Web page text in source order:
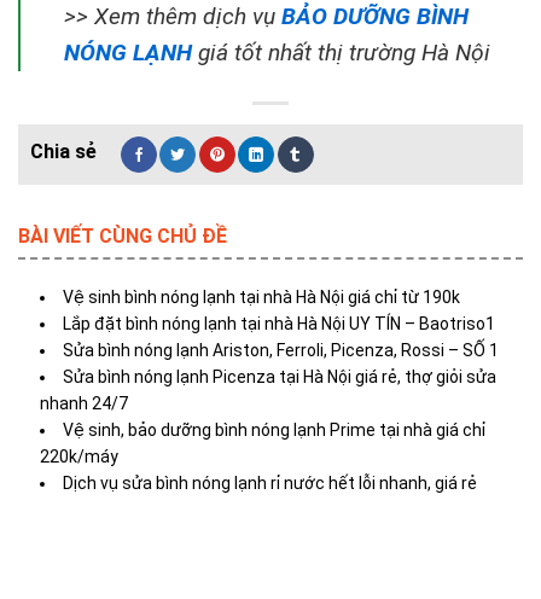
>> Xem thêm dịch vụ BẢO DƯỠNG BÌNH
NÓNG LẠNHgiá tốt nhất thị trường Hà Nội
BÀI VIẾT CÙNG CHỦ ĐỀ
Vệ sinh bình nóng lạnh tại nhà Hà Nội giá chỉ từ 190k
Lắp đặt bình nóng lạnh tại nhà Hà Nội UY TÍN – Baotriso1
Sửa bình nóng lạnh Ariston, Ferroli, Picenza, Rossi – SỐ 1
Sửa bình nóng lạnh Picenza tại Hà Nội giá rẻ, thợ giỏi sửa
nhanh 24/7
Vệ sinh, bảo dưỡng bình nóng lạnh Prime tại nhà giá chỉ
220k/máy
Dịch vụ sửa bình nóng lạnh rỉ nước hết lỗi nhanh, giá rẻ